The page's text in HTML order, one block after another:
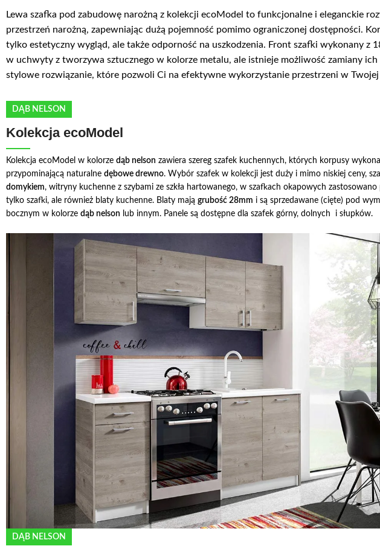
Lewa szafka pod zabudowę narożną z kolekcji ecoModel to funkcjonalne i eleganckie
przestrzeń narożną, zapewniając dużą pojemność pomimo ograniczonej dostępności.
tylko estetyczny wygląd, ale także odporność na uszkodzenia. Front szafki wykonany z
w uchwyty z tworzywa sztucznego w kolorze metalu, ale istnieje możliwość zamiany
stylowe rozwiązanie, które pozwoli Ci na efektywne wykorzystanie przestrzeni w
DĄB NELSON
Kolekcja ecoModel
Kolekcja ecoModel w kolorze dąb nelson zawiera szereg szafek kuchennych, których korpusy
przypominającą naturalne dębowe drewno. Wybór szafek w kolekcji jest duży i mimo niskiej ceny,
domykiem, witryny kuchenne z szybami ze szkła hartowanego, w szafkach okapowych
tylko szafki, ale również blaty kuchenne. Blaty mają grubość 28mm i są sprzedawane (cięte) pod
bocznym w kolorze dąb nelson lub innym. Panele są dostępne dla szafek górny, dolnych i słupków.
DĄB NELSON